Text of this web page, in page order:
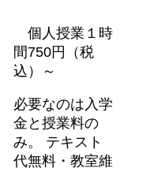
個人授業１時
間750円（税
込）～
必要なのは入学
金と授業料の
み。 テキスト
代無料・教室維